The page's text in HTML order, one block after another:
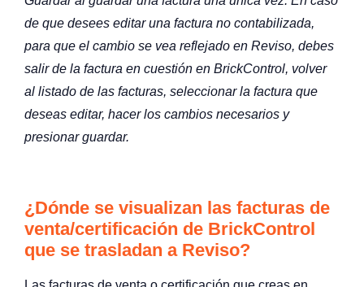
de que desees editar una factura no contabilizada,
para que el cambio se vea reflejado en Reviso, debes
salir de la factura en cuestión en BrickControl, volver
al listado de las facturas, seleccionar la factura que
deseas editar, hacer los cambios necesarios y
presionar guardar.
¿Dónde se visualizan las facturas de
venta/certificación de BrickControl
que se trasladan a Reviso?